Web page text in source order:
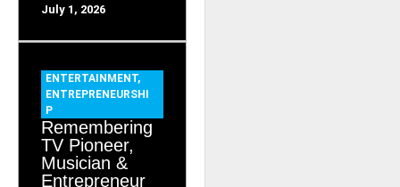
July 1, 2026
ENTERTAINMENT,
ENTREPRENEURSHI
P
Remembering
TV Pioneer,
Musician &
Entrepreneur